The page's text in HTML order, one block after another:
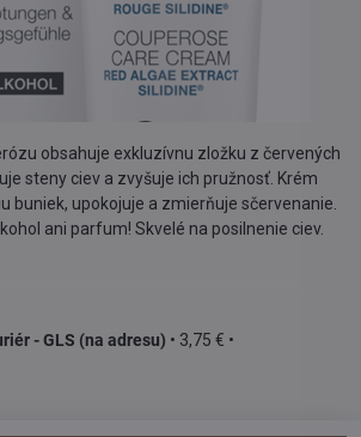
obsahuje exkluzívnu zložku z červených
steny ciev a zvyšuje ich pružnosť. Krém
buniek, upokojuje a zmierňuje sčervenanie.
ani parfum! Skvelé na posilnenie ciev.
- GLS (na adresu) • 3,75 € •